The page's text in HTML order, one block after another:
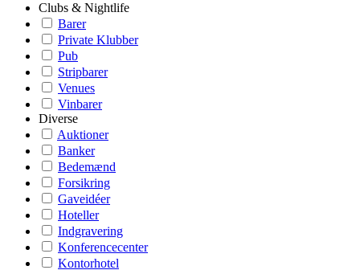
Clubs & Nightlife
Barer
Private Klubber
Pub
Stripbarer
Venues
Vinbarer
Diverse
Auktioner
Banker
Bedemænd
Forsikring
Gaveidéer
Hoteller
Indgravering
Konferencecenter
Kontorhotel